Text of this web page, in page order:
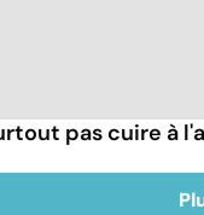
pas cuire à